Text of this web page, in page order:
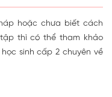
hoặc chưa biết cách
thì có thể tham khảo
sinh cấp 2 chuyên về